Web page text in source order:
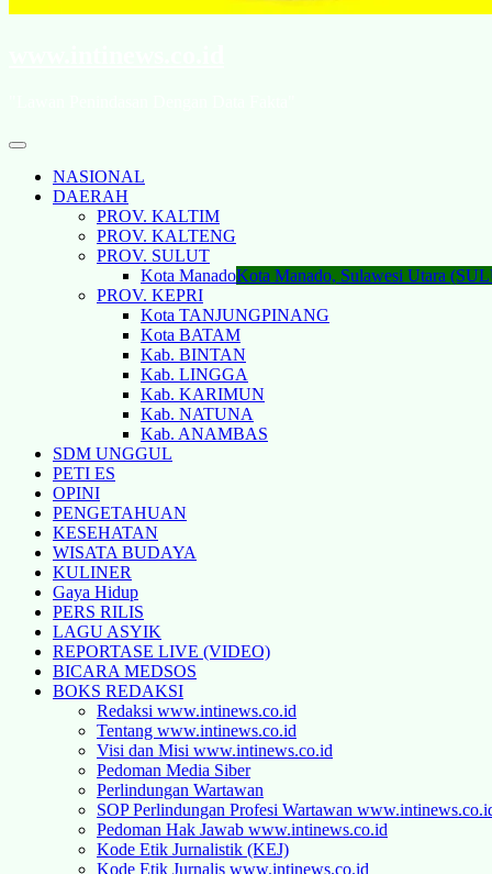
NASIONAL
DAERAH
PROV. KALTIM
PROV. KALTENG
PROV. SULUT
Kota ManadoKota Manado, Sulawesi Utara
PROV. KEPRI
Kota TANJUNGPINANG
Kota BATAM
Kab. BINTAN
Kab. LINGGA
Kab. KARIMUN
Kab. NATUNA
Kab. ANAMBAS
SDM UNGGUL
PETI ES
OPINI
PENGETAHUAN
KESEHATAN
WISATA BUDAYA
KULINER
Gaya Hidup
PERS RILIS
LAGU ASYIK
REPORTASE LIVE (VIDEO)
BICARA MEDSOS
BOKS REDAKSI
Redaksi www.intinews.co.id
Tentang www.intinews.co.id
Visi dan Misi www.intinews.co.id
Pedoman Media Siber
Perlindungan Wartawan
SOP Perlindungan Profesi Wartawan
Pedoman Hak Jawab www.intinews.co.id
Kode Etik Jurnalistik (KEJ)
Kode Etik Jurnalis www.intinews.co.id